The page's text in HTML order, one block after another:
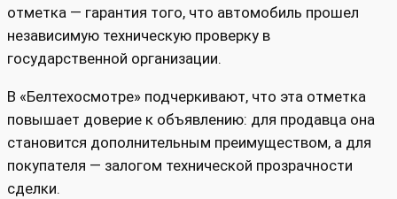
отметка — гарантия того, что автомобиль прошел
независимую техническую проверку в
государственной организации.
В «Белтехосмотре» подчеркивают, что эта отметка
повышает доверие к объявлению: для продавца она
становится дополнительным преимуществом, а для
покупателя — залогом технической прозрачности
сделки.